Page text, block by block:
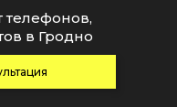
телефонов,
в Гродно